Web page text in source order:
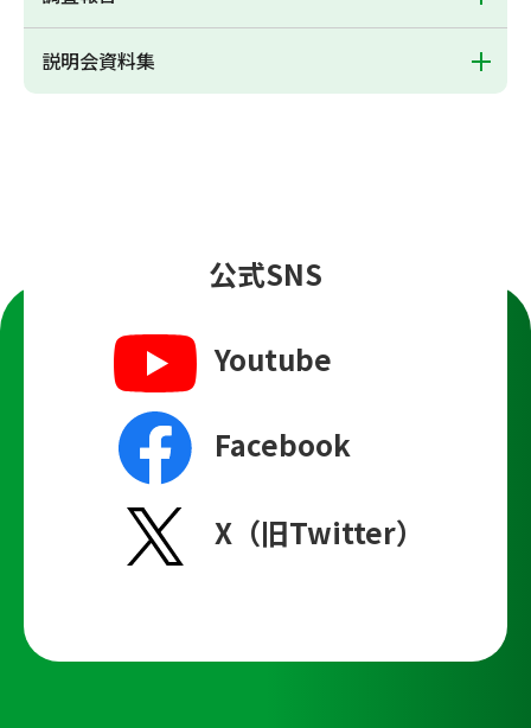
説明会資料集
公式SNS
Youtube
Facebook
X（旧Twitter）